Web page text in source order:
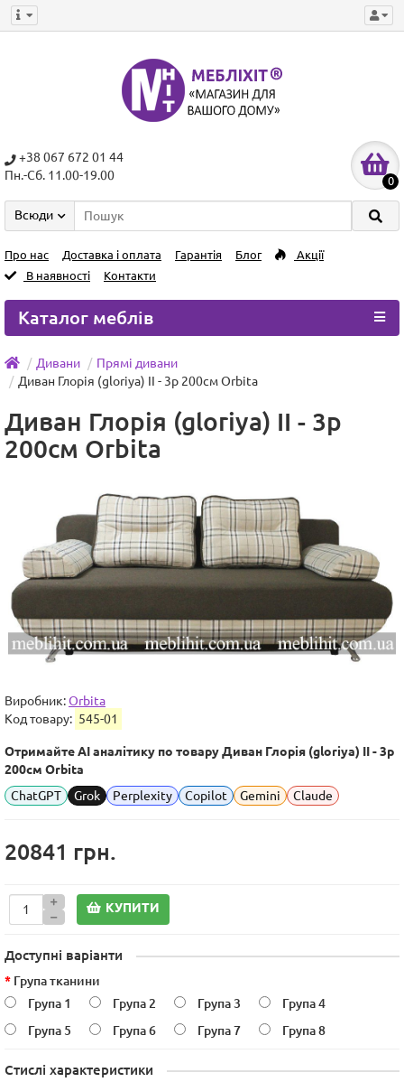
+38 067 672 01 44
Пн.-Сб. 11.00-19.00
0
Всюди
Про нас Доставка і оплата Гарантія Блог
Акції
В наявності
Контакти
Каталог меблів
Дивани
Прямі дивани
Диван Глорія (gloriya) ІІ - 3р 200см Orbita
Диван Глорія (gloriya) ІІ - 3р
200см Orbita
Виробник:Orbita
Код товару: 545-01
Отримайте AI аналітику по товару Диван Глорія (gloriya) ІІ - 3р
200см Orbita
ChatGPT
Grok Perplexity Copilot Gemini Claude
20841 грн.
КУПИТИ
Доступні варіанти
Група тканини
Група 1
Група 2 Група 3
Група 4
Група 5
Група 6 Група 7 Група 8
Стислі характеристики